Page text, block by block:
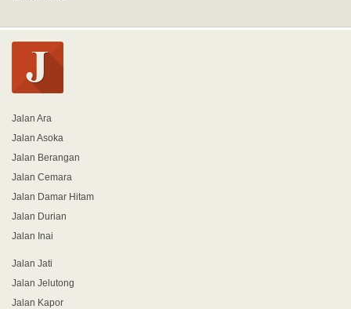
Jalan Ara
Jalan Asoka
Jalan Berangan
Jalan Cemara
Jalan Damar Hitam
Jalan Durian
Jalan Inai
Jalan Jati
Jalan Jelutong
Jalan Kapor